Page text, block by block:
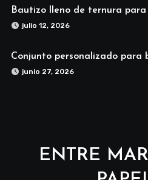
Bautizo lleno de ternura para
julio 12, 2026
Conjunto personalizado para
junio 27, 2026
ENTRE